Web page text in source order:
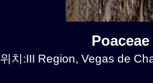
위치:III Region, Vegas de